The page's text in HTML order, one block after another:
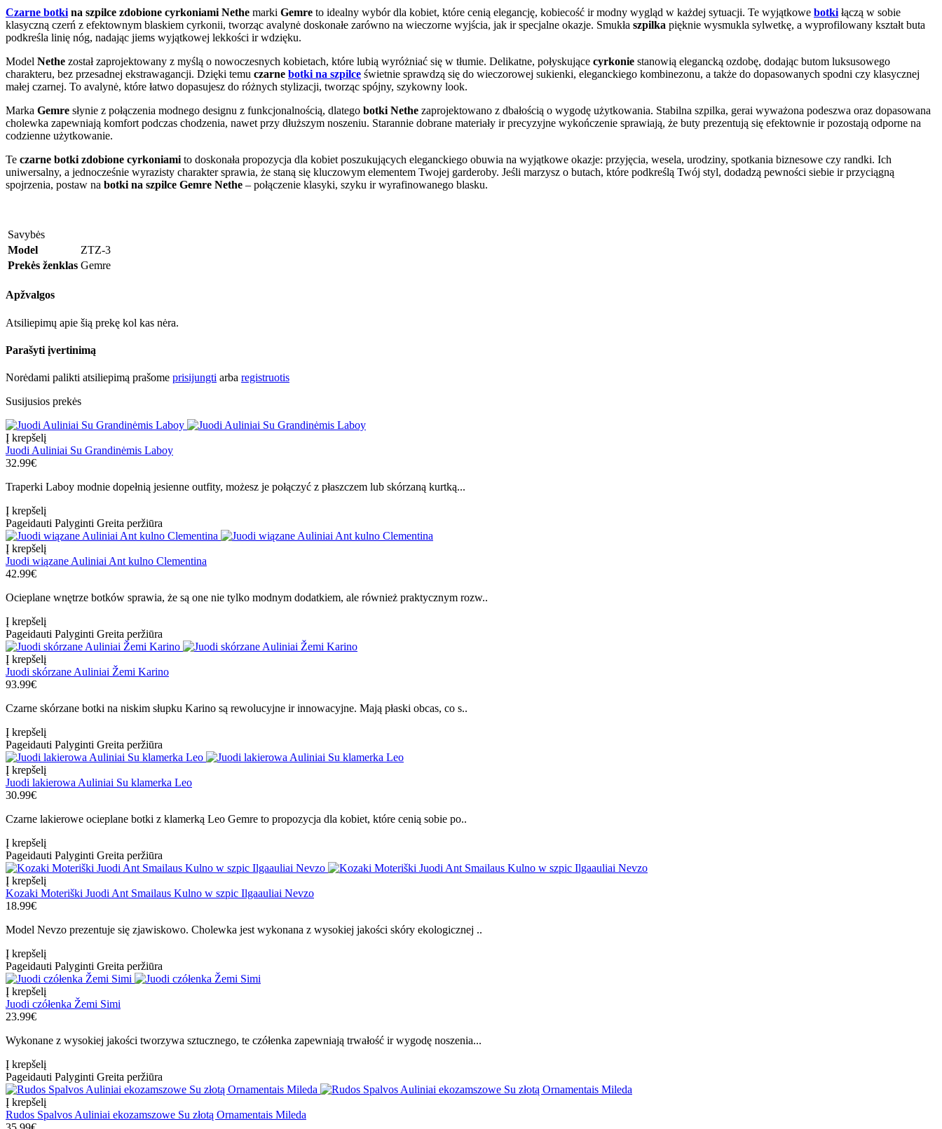
Czarne botki na szpilce zdobione cyrkoniami Nethe marki Gemre to idealny wybór dla kobiet, które cenią elegancję, kobiecość ir modny wygląd w każdej sytuacji. Te wyjątkowe botki łączą w sobie
klasyczną czerń z efektownym blaskiem cyrkonii, tworząc avalynė doskonałe zarówno na wieczorne wyjścia, jak ir specjalne okazje. Smukła szpilka pięknie wysmukla sylwetkę, a wyprofilowany kształt buta
podkreśla linię nóg, nadając jiems wyjątkowej lekkości ir wdzięku.
Model Nethe został zaprojektowany z myślą o nowoczesnych kobietach, które lubią wyróżniać się w tłumie. Delikatne, połyskujące cyrkonie stanowią elegancką ozdobę, dodając butom luksusowego
charakteru, bez przesadnej ekstrawagancji. Dzięki temu czarne botki na szpilce świetnie sprawdzą się do wieczorowej sukienki, eleganckiego kombinezonu, a także do dopasowanych spodni czy klasycznej
małej czarnej. To avalynė, które łatwo dopasujesz do różnych stylizacji, tworząc spójny, szykowny look.
Marka Gemre słynie z połączenia modnego designu z funkcjonalnością, dlatego botki Nethe zaprojektowano z dbałością o wygodę użytkowania. Stabilna szpilka, gerai wyważona podeszwa oraz dopasowana
cholewka zapewniają komfort podczas chodzenia, nawet przy dłuższym noszeniu. Starannie dobrane materiały ir precyzyjne wykończenie sprawiają, że buty prezentują się efektownie ir pozostają odporne na
codzienne użytkowanie.
Te czarne botki zdobione cyrkoniami to doskonała propozycja dla kobiet poszukujących eleganckiego obuwia na wyjątkowe okazje: przyjęcia, wesela, urodziny, spotkania biznesowe czy randki. Ich
uniwersalny, a jednocześnie wyrazisty charakter sprawia, że staną się kluczowym elementem Twojej garderoby. Jeśli marzysz o butach, które podkreślą Twój styl, dodadzą pewności siebie ir przyciągną
spojrzenia, postaw na botki na szpilce Gemre Nethe – połączenie klasyki, szyku ir wyrafinowanego blasku.
Savybės
Model
ZTZ-3
Prekės ženklas Gemre
Apžvalgos
Atsiliepimų apie šią prekę kol kas nėra.
Parašyti įvertinimą
Norėdami palikti atsiliepimą prašome prisijungti arba registruotis
Susijusios prekės
Į krepšelį
Juodi Auliniai Su Grandinėmis Laboy
32.99€
Traperki Laboy modnie dopełnią jesienne outfity, możesz je połączyć z płaszczem lub skórzaną kurtką...
Į krepšelį
Pageidauti Palyginti Greita peržiūra
Į krepšelį
Juodi wiązane Auliniai Ant kulno Clementina
42.99€
Ocieplane wnętrze botków sprawia, że są one nie tylko modnym dodatkiem, ale również praktycznym rozw..
Į krepšelį
Pageidauti Palyginti Greita peržiūra
Į krepšelį
Juodi skórzane Auliniai Žemi Karino
93.99€
Czarne skórzane botki na niskim słupku Karino są rewolucyjne ir innowacyjne. Mają płaski obcas, co s..
Į krepšelį
Pageidauti Palyginti Greita peržiūra
Į krepšelį
Juodi lakierowa Auliniai Su klamerka Leo
30.99€
Czarne lakierowe ocieplane botki z klamerką Leo Gemre to propozycja dla kobiet, które cenią sobie po..
Į krepšelį
Pageidauti Palyginti Greita peržiūra
Į krepšelį
Kozaki Moteriški Juodi Ant Smailaus Kulno w szpic Ilgaauliai Nevzo
18.99€
Model Nevzo prezentuje się zjawiskowo. Cholewka jest wykonana z wysokiej jakości skóry ekologicznej ..
Į krepšelį
Pageidauti Palyginti Greita peržiūra
Į krepšelį
Juodi czółenka Žemi Simi
23.99€
Wykonane z wysokiej jakości tworzywa sztucznego, te czółenka zapewniają trwałość ir wygodę noszenia...
Į krepšelį
Pageidauti Palyginti Greita peržiūra
Į krepšelį
Rudos Spalvos Auliniai ekozamszowe Su złotą Ornamentais Mileda